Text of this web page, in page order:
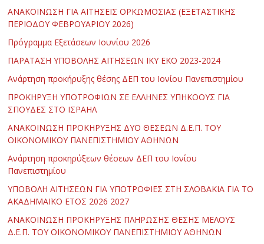
ΑΝΑΚΟΙΝΩΣΗ ΓΙΑ ΑΙΤΗΣΕΙΣ ΟΡΚΩΜΟΣΙΑΣ (ΕΞΕΤΑΣΤΙΚΗΣ
ΠΕΡΙΟΔΟΥ ΦΕΒΡΟΥΑΡΙΟΥ 2026)
Πρόγραμμα Εξετάσεων Ιουνίου 2026
ΠΑΡΑΤΑΣΗ ΥΠΟΒΟΛΗΣ ΑΙΤΗΣΕΩΝ ΙΚΥ ΕΚΟ 2023-2024
Ανάρτηση προκήρυξης θέσης ΔΕΠ του Ιονίου Πανεπιστημίου
ΠΡΟΚΗΡΥΞΗ ΥΠΟΤΡΟΦΙΩΝ ΣΕ ΕΛΛΗΝΕΣ ΥΠΗΚΟΟΥΣ ΓΙΑ
ΣΠΟΥΔΕΣ ΣΤΟ ΙΣΡΑΗΛ
ΑΝΑΚΟΙΝΩΣΗ ΠΡΟΚΗΡΥΞΗΣ ΔΥΟ ΘΕΣΕΩΝ Δ.Ε.Π. ΤΟΥ
ΟΙΚΟΝΟΜΙΚΟΥ ΠΑΝΕΠΙΣΤΗΜΙΟΥ ΑΘΗΝΩΝ
Ανάρτηση προκηρύξεων θέσεων ΔΕΠ του Ιονίου
Πανεπιστημίου
ΥΠΟΒΟΛΗ ΑΙΤΗΣΕΩΝ ΓΙΑ ΥΠΟΤΡΟΦΙΕΣ ΣΤΗ ΣΛΟΒΑΚΙΑ ΓΙΑ ΤΟ
ΑΚΑΔΗΜΑΪΚΟ ΕΤΟΣ 2026 2027
ΑΝΑΚΟΙΝΩΣΗ ΠΡΟΚΗΡΥΞΗΣ ΠΛΗΡΩΣΗΣ ΘΕΣΗΣ ΜΕΛΟΥΣ
Δ.Ε.Π. ΤΟΥ ΟΙΚΟΝΟΜΙΚΟΥ ΠΑΝΕΠΙΣΤΗΜΙΟΥ ΑΘΗΝΩΝ